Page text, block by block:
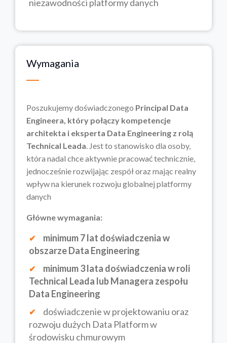
niezawodności platformy danych
Wymagania
Poszukujemy doświadczonego Principal Data
Engineera, który połączy kompetencje
architekta i eksperta Data Engineering z rolą
Technical Leada. Jest to stanowisko dla osoby,
która nadal chce aktywnie pracować technicznie,
jednocześnie rozwijając zespół oraz mając realny
wpływ na kierunek rozwoju globalnej platformy
danych
Główne wymagania:
minimum 7 lat doświadczenia w
obszarze Data Engineering
minimum 3 lata doświadczenia w roli
Technical Leada lub Managera zespołu
Data Engineering
doświadczenie w projektowaniu oraz
rozwoju dużych Data Platform w
środowisku chmurowym